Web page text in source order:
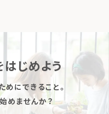
じめよう
にできること。
めませんか？